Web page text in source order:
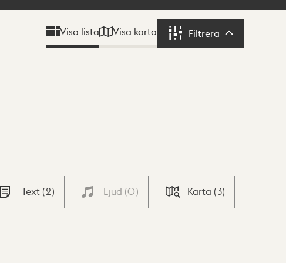
Visa lista Visa karta Filtrera Filtrera
Text (2) Ljud (0) Karta (3)